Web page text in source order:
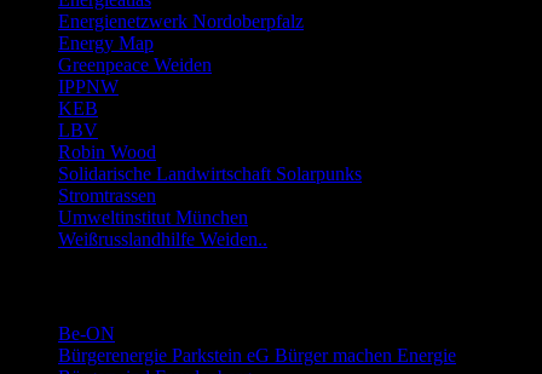
Energienetzwerk Nordoberpfalz
Energy Map
Greenpeace Weiden
IPPNW
KEB
LBV
Robin Wood
Solidarische Landwirtschaft Solarpunks
Stromtrassen
Umweltinstitut München
Weißrusslandhilfe Weiden..
Be-ON
Bürgerenergie Parkstein eG Bürger machen Energie